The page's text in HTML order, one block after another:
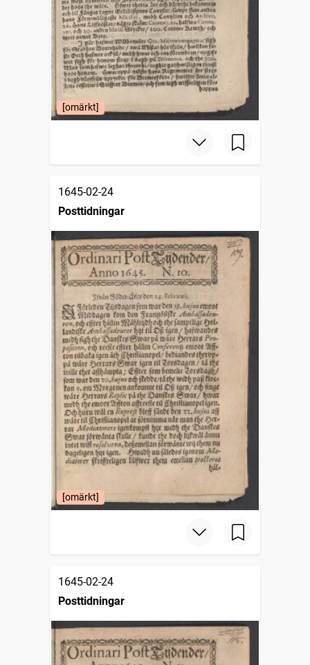
[omärkt]
1645-02-24
Posttidningar
[omärkt]
1645-02-24
Posttidningar